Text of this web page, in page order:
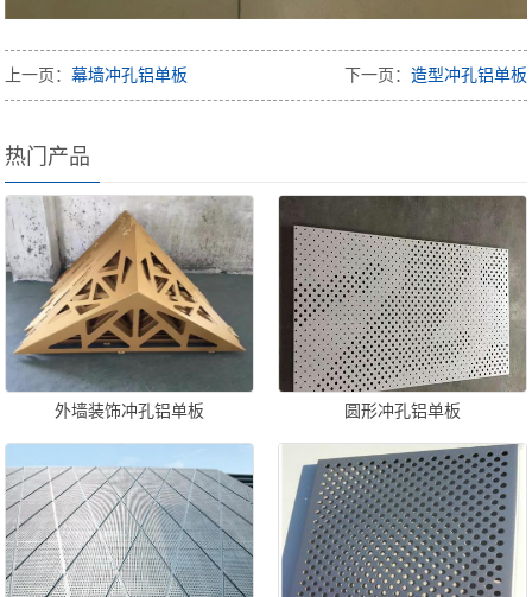
上一页：幕墙冲孔铝单板 下一页： 造型冲孔铝单板
热门产品
外墙装饰冲孔铝单板 圆形冲孔铝单板